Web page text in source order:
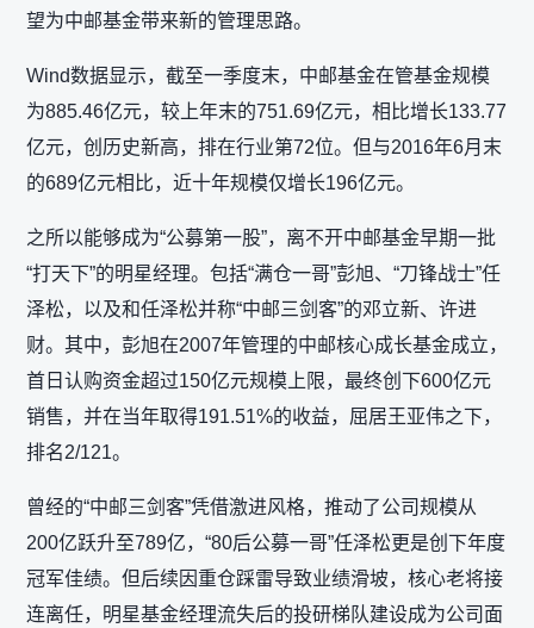
望为中邮基金带来新的管理思路。
Wind数据显示，截至一季度末，中邮基金在管基金规模
为885.46亿元，较上年末的751.69亿元，相比增长133.77
亿元，创历史新高，排在行业第72位。但与2016年6月末
的689亿元相比，近十年规模仅增长196亿元。
之所以能够成为“公募第一股”，离不开中邮基金早期一批
“打天下”的明星经理。包括“满仓一哥”彭旭、“刀锋战士”任
泽松，以及和任泽松并称“中邮三剑客”的邓立新、许进
财。其中，彭旭在2007年管理的中邮核心成长基金成立，
首日认购资金超过150亿元规模上限，最终创下600亿元
销售，并在当年取得191.51%的收益，屈居王亚伟之下，
排名2/121。
曾经的“中邮三剑客”凭借激进风格，推动了公司规模从
200亿跃升至789亿，“80后公募一哥”任泽松更是创下年度
冠军佳绩。但后续因重仓踩雷导致业绩滑坡，核心老将接
连离任，明星基金经理流失后的投研梯队建设成为公司面